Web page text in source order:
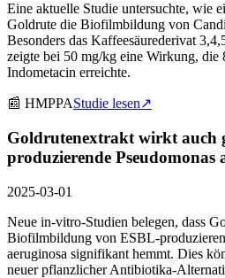
Eine aktuelle Studie untersuchte, wie
Goldrute die Biofilmbildung von
Besonders das Kaffeesäurederivat
zeigte bei 50 mg/kg eine Wirkung,
Indometacin erreichte.
📰 HMPPAStudie lesen↗
Goldrutenextrakt wirkt auch
produzierende Pseudomonas
2025-03-01
Neue in-vitro-Studien belegen, dass
Biofilmbildung von ESBL-
aeruginosa signifikant hemmt. Dies
neuer pflanzlicher Antibiotika-